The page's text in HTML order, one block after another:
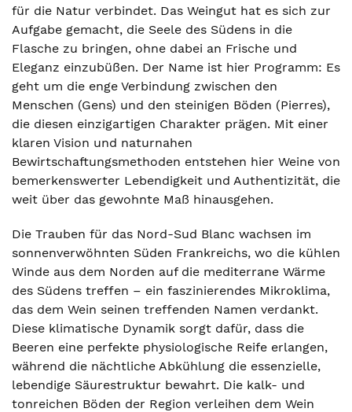
für die Natur verbindet. Das Weingut hat es sich zur
Aufgabe gemacht, die Seele des Südens in die
Flasche zu bringen, ohne dabei an Frische und
Eleganz einzubüßen. Der Name ist hier Programm: Es
geht um die enge Verbindung zwischen den
Menschen (Gens) und den steinigen Böden (Pierres),
die diesen einzigartigen Charakter prägen. Mit einer
klaren Vision und naturnahen
Bewirtschaftungsmethoden entstehen hier Weine von
bemerkenswerter Lebendigkeit und Authentizität, die
weit über das gewohnte Maß hinausgehen.
Die Trauben für das Nord-Sud Blanc wachsen im
sonnenverwöhnten Süden Frankreichs, wo die kühlen
Winde aus dem Norden auf die mediterrane Wärme
des Südens treffen – ein faszinierendes Mikroklima,
das dem Wein seinen treffenden Namen verdankt.
Diese klimatische Dynamik sorgt dafür, dass die
Beeren eine perfekte physiologische Reife erlangen,
während die nächtliche Abkühlung die essenzielle,
lebendige Säurestruktur bewahrt. Die kalk- und
tonreichen Böden der Region verleihen dem Wein